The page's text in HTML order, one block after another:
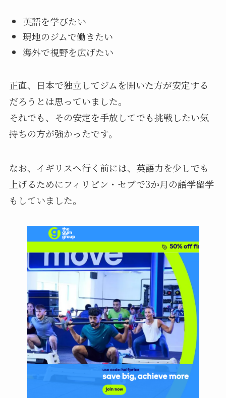
英語を学びたい
現地のジムで働きたい
海外で視野を広げたい
正直、日本で独立してジムを開いた方が安定する
だろうとは思っていました。
それでも、その安定を手放してでも挑戦したい気
持ちの方が強かったです。
なお、イギリスへ行く前には、英語力を少しでも
上げるためにフィリピン・セブで3か月の語学留学
もしていました。